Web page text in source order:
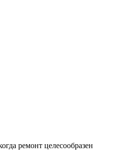
ремонт целесообразен